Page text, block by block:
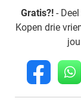
Gratis?! -
Kopen drie
fb whatsapp